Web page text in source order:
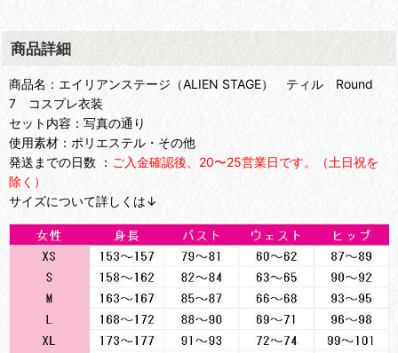
商品詳細
商品名：エイリアンステージ（ALIEN STAGE） ティル Round
7 コスプレ衣装
セット内容：写真の通り
使用素材：ポリエステル・その他
発送までの日数 ： ご入金確認後、20〜25営業日です。（土日祝を
除く）
サイズについて詳しくは↓